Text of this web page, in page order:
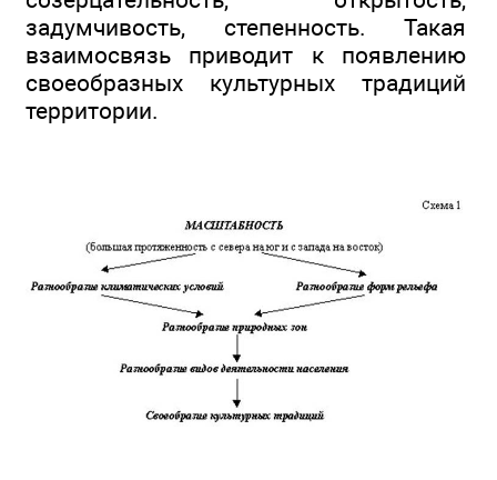
задумчивость, степенность. Такая
взаимосвязь приводит к появлению
своеобразных культурных традиций
территории.